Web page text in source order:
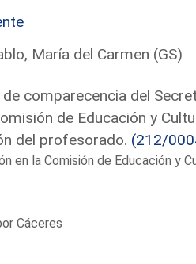
María del Carmen (GS)
comparecencia del
de Educación y
del profesorado. (212/
en la Comisión de Educación y
Cáceres